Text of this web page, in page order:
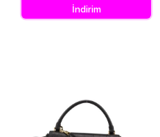
İndirim